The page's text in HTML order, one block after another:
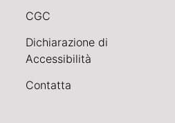
CGC
Dichiarazione di
Accessibilità
Contatta